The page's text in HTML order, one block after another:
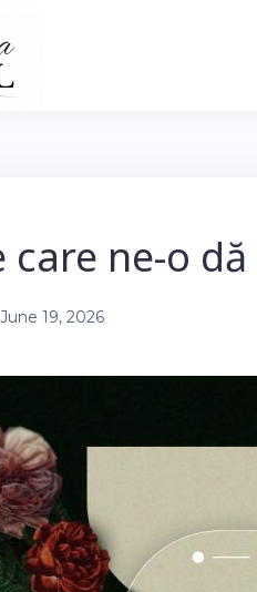
care ne-o
June 19, 2026